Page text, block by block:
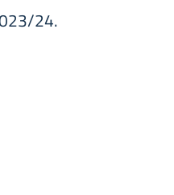
24.